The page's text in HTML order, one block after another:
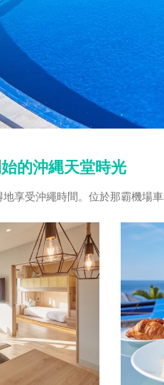
的沖縄天堂時光
享受沖繩時間。位於那霸機場